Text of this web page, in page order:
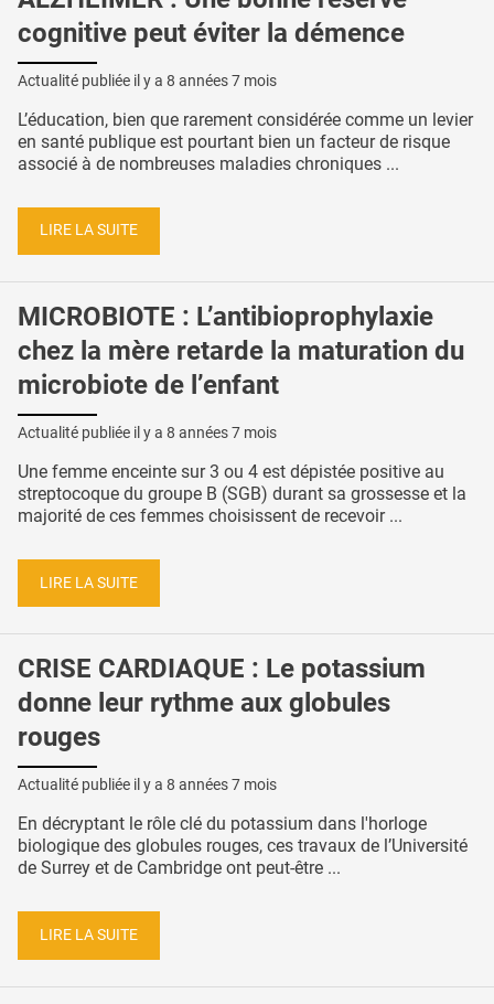
cognitive peut éviter la démence
Actualité publiée il y a 8 années 7 mois
L’éducation, bien que rarement considérée comme un levier
en santé publique est pourtant bien un facteur de risque
associé à de nombreuses maladies chroniques ...
LIRE LA SUITE
MICROBIOTE : L’antibioprophylaxie
chez la mère retarde la maturation du
microbiote de l’enfant
Actualité publiée il y a 8 années 7 mois
Une femme enceinte sur 3 ou 4 est dépistée positive au
streptocoque du groupe B (SGB) durant sa grossesse et la
majorité de ces femmes choisissent de recevoir ...
LIRE LA SUITE
CRISE CARDIAQUE : Le potassium
donne leur rythme aux globules
rouges
Actualité publiée il y a 8 années 7 mois
En décryptant le rôle clé du potassium dans l'horloge
biologique des globules rouges, ces travaux de l’Université
de Surrey et de Cambridge ont peut-être ...
LIRE LA SUITE